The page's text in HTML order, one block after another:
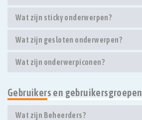
Wat zijn sticky onderwerpen?
Wat zijn gesloten onderwerpen?
Wat zijn onderwerpiconen?
Gebruikers en gebruikersgroepen
Wat zijn Beheerders?